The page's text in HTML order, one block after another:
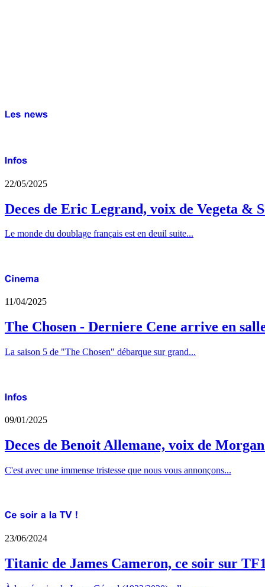
22/05/2025
Deces de Eric Legrand, voix de Vegeta &
Le monde du doublage français est en deuil suite...
11/04/2025
The Chosen - Derniere Cene arrive en
La saison 5 de "The Chosen" débarque sur grand...
09/01/2025
Deces de Benoit Allemane, voix de
C'est avec une immense tristesse que nous vous annonçons...
23/06/2024
Titanic de James Cameron, ce soir sur